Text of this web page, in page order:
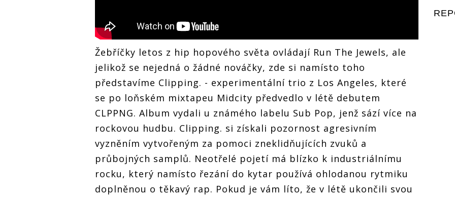
Žebříčky letos z hip hopového světa ovládají Run The Jewels, ale
jelikož se nejedná o žádné nováčky, zde si namísto toho
představíme Clipping. - experimentální trio z Los Angeles, které
se po loňském mixtapeu Midcity předvedlo v létě debutem
CLPPNG. Album vydali u známého labelu Sub Pop, jenž sází více na
rockovou hudbu. Clipping. si získali pozornost agresivním
vyzněním vytvořeným za pomoci zneklidňujících zvuků a
průbojných samplů. Neotřelé pojetí má blízko k industriálnímu
rocku, který namísto řezání do kytar používá ohlodanou rytmiku
doplněnou o těkavý rap. Pokud je vám líto, že v létě ukončili svou